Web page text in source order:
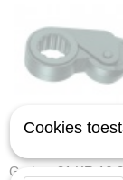
Gedore 31 KR 16-
Cookies